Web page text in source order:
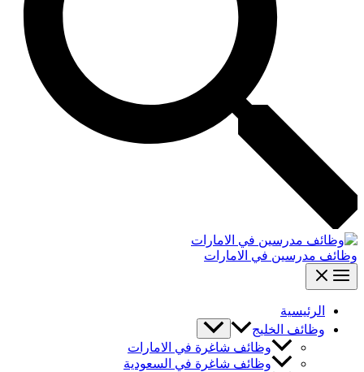
وظائف مدرسين في الامارات
الرئيسية
وظائف الخليج
وظائف شاغرة في الامارات
وظائف شاغرة في السعودية